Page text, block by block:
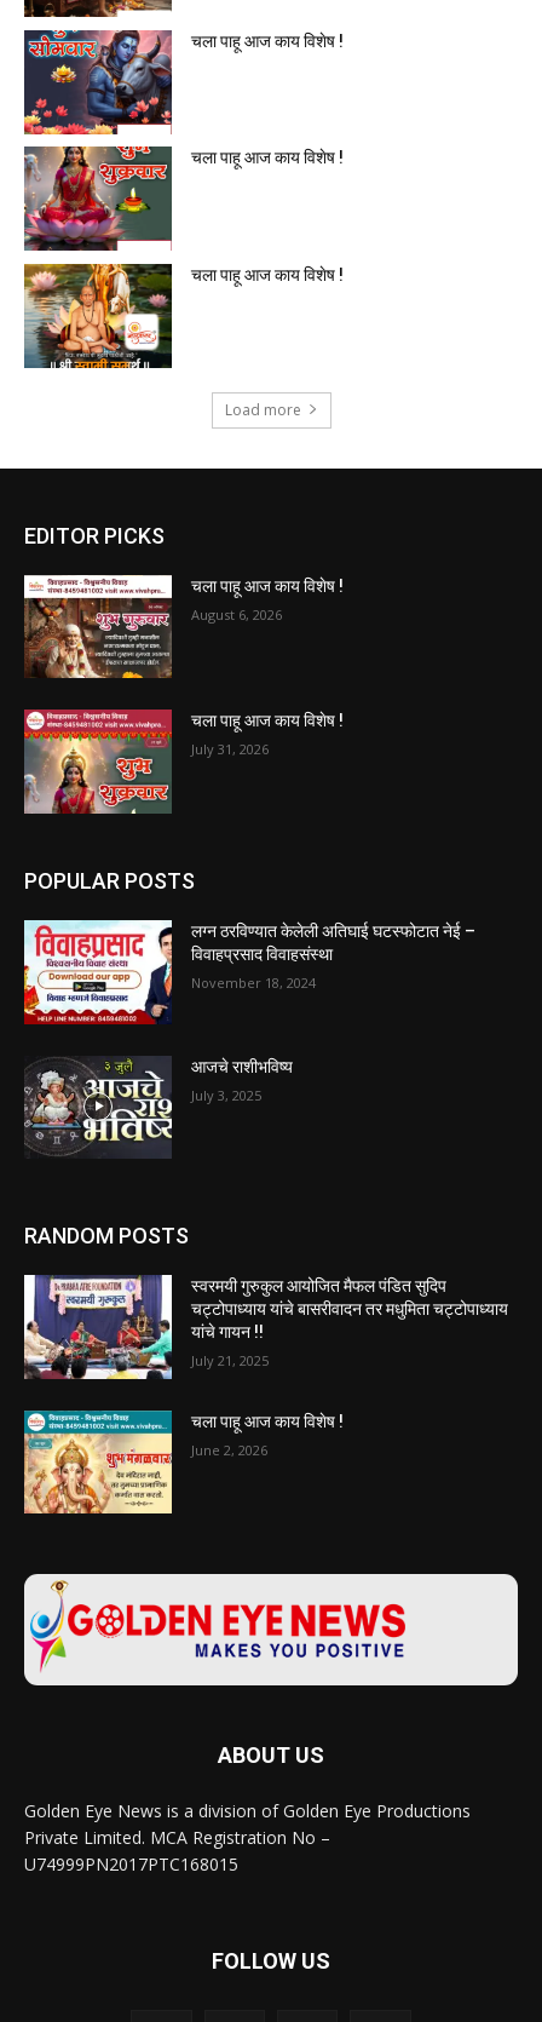
चला पाहू आज काय विशेष !
चला पाहू आज काय विशेष !
चला पाहू आज काय विशेष !
Load more
EDITOR PICKS
चला पाहू आज काय विशेष !
August 6, 2026
चला पाहू आज काय विशेष !
July 31, 2026
POPULAR POSTS
लग्न ठरविण्यात केलेली अतिघाई घटस्फोटात नेई –
विवाहप्रसाद विवाहसंस्था
November 18, 2024
आजचे राशीभविष्य
July 3, 2025
RANDOM POSTS
स्वरमयी गुरुकुल आयोजित मैफल पंडित सुदिप
चट्टोपाध्याय यांचे बासरीवादन तर मधुमिता चट्टोपाध्याय
यांचे गायन !!
July 21, 2025
चला पाहू आज काय विशेष !
June 2, 2026
ABOUT US
Golden Eye News is a division of Golden Eye Productions
Private Limited. MCA Registration No –
U74999PN2017PTC168015
FOLLOW US